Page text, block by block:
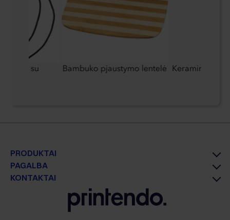
laidas su Bambuko pjaustymo lentelė Keraminis
PRODUKTAI
PAGALBA
KONTAKTAI